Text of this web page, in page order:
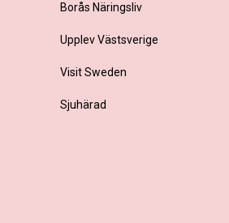
Borås Näringsliv
Upplev Västsverige
Visit Sweden
Sjuhärad